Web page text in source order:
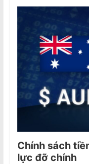
Chính sách
lực đỡ chính